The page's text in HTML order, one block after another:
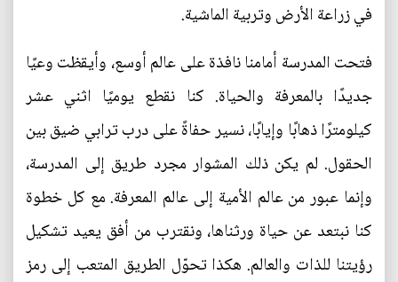
في زراعة الأرض وتربية الماشية.
فتحت المدرسة أمامنا نافذة على عالم أوسع، وأيقظت وعيًا
جديدًا بالمعرفة والحياة. كنا نقطع يوميًا اثني عشر
كيلومترًا ذهابًا وإيابًا، نسير حفاةً على درب ترابي ضيق بين
الحقول. لم يكن ذلك المشوار مجرد طريق إلى المدرسة،
وإنما عبور من عالم الأمية إلى عالم المعرفة. مع كل خطوة
كنا نبتعد عن حياة ورثناها، ونقترب من أفق يعيد تشكيل
رؤيتنا للذات والعالم. هكذا تحوّل الطريق المتعب إلى رمز